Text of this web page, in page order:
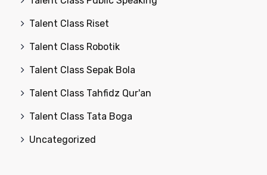
Talent Class Riset
Talent Class Robotik
Talent Class Sepak Bola
Talent Class Tahfidz Qur'an
Talent Class Tata Boga
Uncategorized